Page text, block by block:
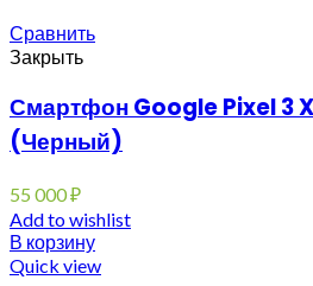
Сравнить
Закрыть
Смартфон Google Pixel 3
(Черный)
55 000₽
Add to wishlist
В корзину
Quick view